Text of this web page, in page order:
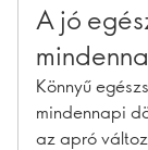
A jó
Könnyű
mindennapi
az apró